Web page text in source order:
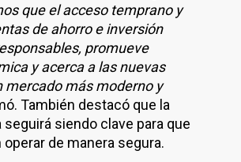
que el acceso temprano y
de ahorro e inversión
promueve
y acerca a las nuevas
mercado más moderno y
También destacó que la
siendo clave para que
de manera segura.